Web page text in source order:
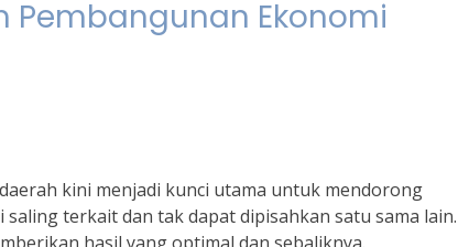
Ekonomi
kini menjadi kunci utama untuk mendorong
terkait dan tak dapat dipisahkan satu sama lain.